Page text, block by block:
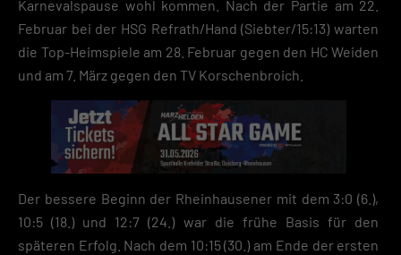
Karnevalspause wohl kommen. Nach der Partie am 22.
Februar bei der HSG Refrath/Hand (Siebter/15:13) warten
die Top-Heimspiele am 28. Februar gegen den HC Weiden
und am 7. März gegen den TV Korschenbroich.
Der bessere Beginn der Rheinhausener mit dem 3:0 (6.),
10:5 (18.) und 12:7 (24.) war die frühe Basis für den
späteren Erfolg. Nach dem 10:15 (30.) am Ende der ersten
Informationen über die Verwendung deiner Daten findest du in
unserer
Datenschutzerklärung
Mit dem Klick auf „Verstanden“ erklärst du dich mit der Verwendung der
Cookies einverstanden. Wir bitten dich um Verständnis, dass du ohne
Wenn du unter 16 Jahre alt bist und deine Zustimmung zu freiwilligen
Diensten geben möchtest, musst du deine Erziehungsberechtigten um
Erlaubnis bitten.
Hier finden Sie eine Übersicht über alle verwendeten Cookies. Sie
Ihre Einwilligung zu ganzen Kategorien geben oder sich weitere
Informationen anzeigen lassen und so nur bestimmte Cookies
auswählen.